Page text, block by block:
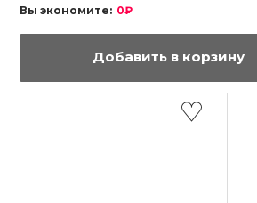
Вы экономите: 0₽
Добавить в корзину